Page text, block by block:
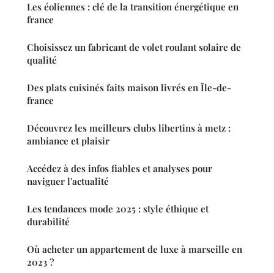
Les éoliennes : clé de la transition énergétique en
france
Choisissez un fabricant de volet roulant solaire de
qualité
Des plats cuisinés faits maison livrés en Île-de-
france
Découvrez les meilleurs clubs libertins à metz :
ambiance et plaisir
Accédez à des infos fiables et analyses pour
naviguer l'actualité
Les tendances mode 2025 : style éthique et
durabilité
Où acheter un appartement de luxe à marseille en
2023 ?